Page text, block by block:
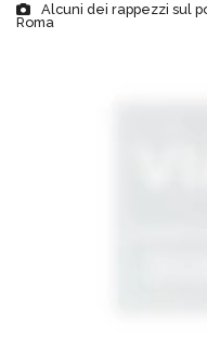
Alcuni dei rappezzi sul
Roma